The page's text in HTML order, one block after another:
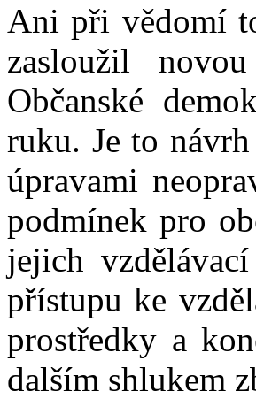
Ani při vědomí
zasloužil
Občanské
ruku. Je to
úpravami
podmínek pro
jejich
přístupu ke
prostředky a
dalším shlukem